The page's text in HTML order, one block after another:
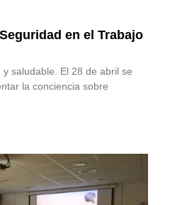
en el Trabajo
saludable. El 28 de abril se
la conciencia sobre